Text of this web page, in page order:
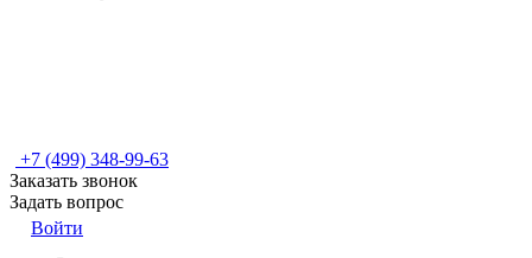
+7 (499) 348-99-63
Заказать звонок
Задать вопрос
Войти